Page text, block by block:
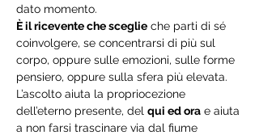
È il ricevente che sceglie che parti di sé
coinvolgere, se concentrarsi di più sul
corpo, oppure sulle emozioni, sulle forme
pensiero, oppure sulla sfera più elevata.
L’ascolto aiuta la propriocezione
dell’eterno presente, del qui ed ora e aiuta
a non farsi trascinare via dal fiume